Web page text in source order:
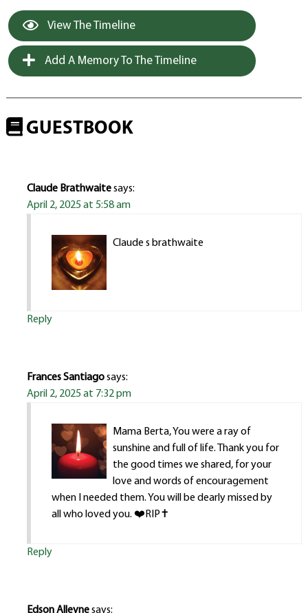
View The Timeline
Add A Memory To The Timeline
GUESTBOOK
Claude Brathwaitesays:
April 2, 2025 at 5:58 am
Claude s brathwaite
Reply
Frances Santiagosays:
April 2, 2025 at 7:32 pm
Mama Berta, You were a ray of
sunshine and full of life. Thank you for
the good times we shared, for your
love and words of encouragement
when I needed them. You will be dearly missed by
all who loved you. ❤️RIP✝️
Reply
Edson Alleynesays: